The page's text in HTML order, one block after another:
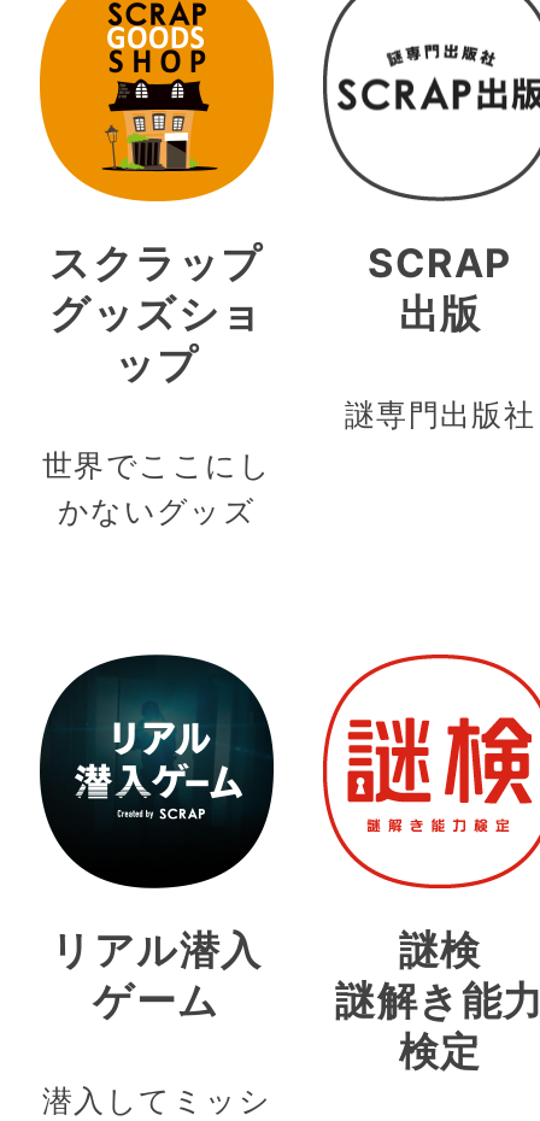
スクラップ
グッズショ
ップ
世界でここにし
かないグッズ
SCRAP
出版
謎専門出版社
リアル潜入
ゲーム
潜入してミッシ
謎検
謎解き能
検定